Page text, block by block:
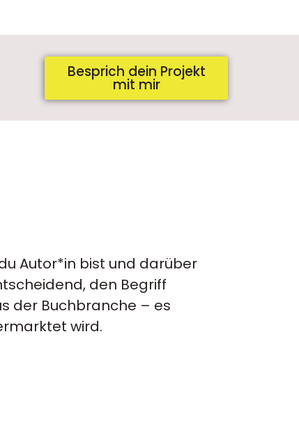
Besprich dein Projekt
mit mir
Autor*in bist und darüber
den Begriff
der Buchbranche – es
wird.